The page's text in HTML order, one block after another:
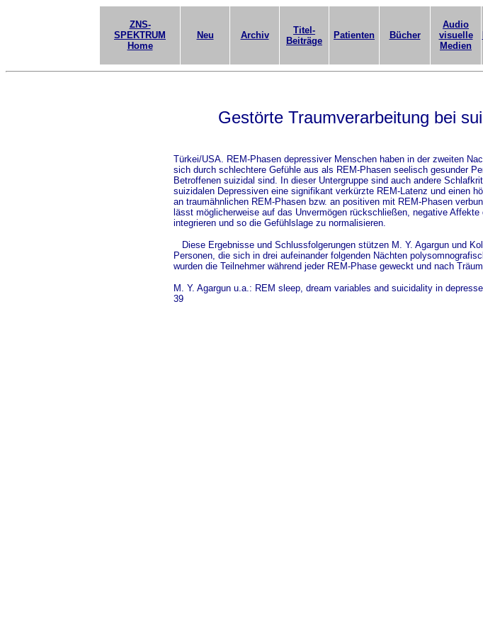
ZNS-
SPEKTRUM
Home
Neu Archiv
Titel-
Beiträge
Patienten Bücher
Audio
visuelle
Medien
Gestörte Traumverarbeitung bei
Türkei/USA. REM-Phasen depressiver Menschen haben in der zweiten
sich durch schlechtere Gefühle aus als REM-Phasen seelisch gesunder
Betroffenen suizidal sind. In dieser Untergruppe sind auch andere
suizidalen Depressiven eine signifikant verkürzte REM-Latenz und einen
an traumähnlichen REM-Phasen bzw. an positiven mit REM-Phasen
lässt möglicherweise auf das Unvermögen rückschließen, negative
integrieren und so die Gefühlslage zu normalisieren.
Diese Ergebnisse und Schlussfolgerungen stützen M. Y. Agargun und
Personen, die sich in drei aufeinander folgenden Nächten
wurden die Teilnehmer während jeder REM-Phase geweckt und nach
M. Y. Agargun u.a.: REM sleep, dream variables and suicidality in
39